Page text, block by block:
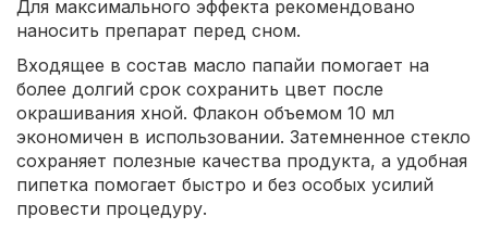
Для максимального эффекта рекомендовано
наносить препарат перед сном.
Входящее в состав масло папайи помогает на
более долгий срок сохранить цвет после
окрашивания хной. Флакон объемом 10 мл
экономичен в использовании. Затемненное стекло
сохраняет полезные качества продукта, а удобная
пипетка помогает быстро и без особых усилий
провести процедуру.